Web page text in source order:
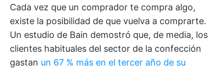
Cada vez que un comprador te compra algo,
existe la posibilidad de que vuelva a comprarte.
Un estudio de Bain demostró que, de media, los
clientes habituales del sector de la confección
gastan un 67 % más en el tercer año de su